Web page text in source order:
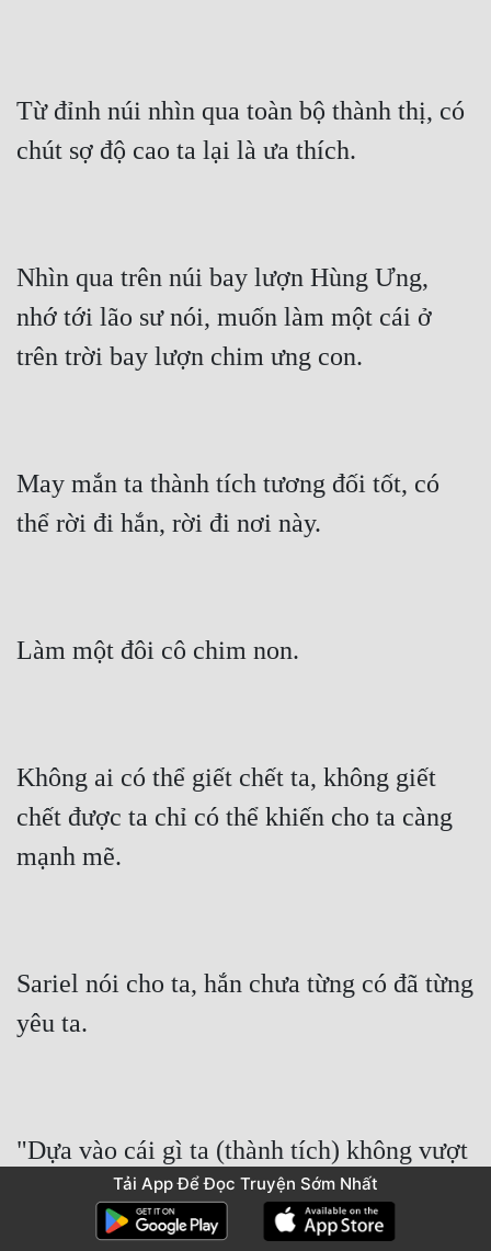
Từ đỉnh núi nhìn qua toàn bộ thành thị, có
chút sợ độ cao ta lại là ưa thích.
Nhìn qua trên núi bay lượn Hùng Ưng,
nhớ tới lão sư nói, muốn làm một cái ở
trên trời bay lượn chim ưng con.
May mắn ta thành tích tương đối tốt, có
thể rời đi hắn, rời đi nơi này.
Làm một đôi cô chim non.
Không ai có thể giết chết ta, không giết
chết được ta chỉ có thể khiến cho ta càng
mạnh mẽ.
Sariel nói cho ta, hắn chưa từng có đã từng
yêu ta.
"Dựa vào cái gì ta (thành tích) không vượt
qua được Tiêu Vũ Quỳ?"
Tải App Để Đọc Truyện Sớm Nhất